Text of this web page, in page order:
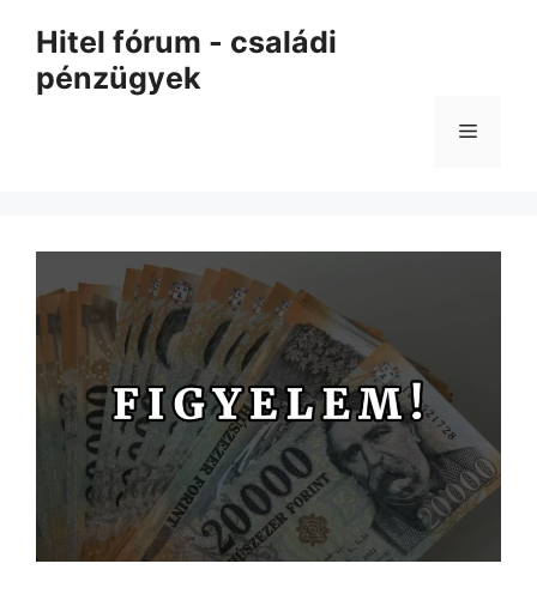
tartalomba
Hitel fórum - családi
pénzügyek
Menü